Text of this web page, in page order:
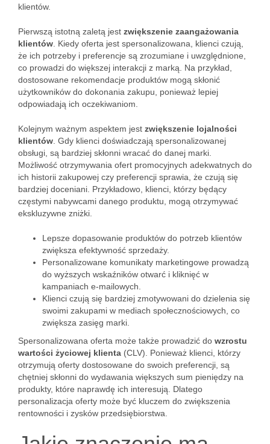
klientów.
Pierwszą istotną zaletą jest zwiększenie zaangażowania
klientów . Kiedy oferta jest spersonalizowana, klienci czują,
że ich potrzeby i preferencje są zrozumiane i uwzględnione,
co prowadzi do większej interakcji z marką. Na przykład,
dostosowane rekomendacje produktów mogą skłonić
użytkowników do dokonania zakupu, ponieważ lepiej
odpowiadają ich oczekiwaniom.
Kolejnym ważnym aspektem jest zwiększenie lojalności
klientów . Gdy klienci doświadczają spersonalizowanej
obsługi, są bardziej skłonni wracać do danej marki.
Możliwość otrzymywania ofert promocyjnych adekwatnych do
ich historii zakupowej czy preferencji sprawia, że czują się
bardziej doceniani. Przykładowo, klienci, którzy będący
częstymi nabywcami danego produktu, mogą otrzymywać
ekskluzywne zniżki.
Lepsze dopasowanie produktów do potrzeb klientów
zwiększa efektywność sprzedaży.
Personalizowane komunikaty marketingowe prowadzą
do wyższych wskaźników otwarć i kliknięć w
kampaniach e-mailowych.
Klienci czują się bardziej zmotywowani do dzielenia się
swoimi zakupami w mediach społecznościowych, co
zwiększa zasięg marki.
Spersonalizowana oferta może także prowadzić do wzrostu
wartości życiowej klienta (CLV). Ponieważ klienci, którzy
otrzymują oferty dostosowane do swoich preferencji, są
chętniej skłonni do wydawania większych sum pieniędzy na
produkty, które naprawdę ich interesują. Dlatego
personalizacja oferty może być kluczem do zwiększenia
rentowności i zysków przedsiębiorstwa.